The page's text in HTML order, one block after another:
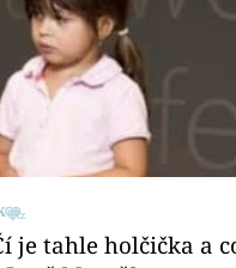
je tahle holčička a